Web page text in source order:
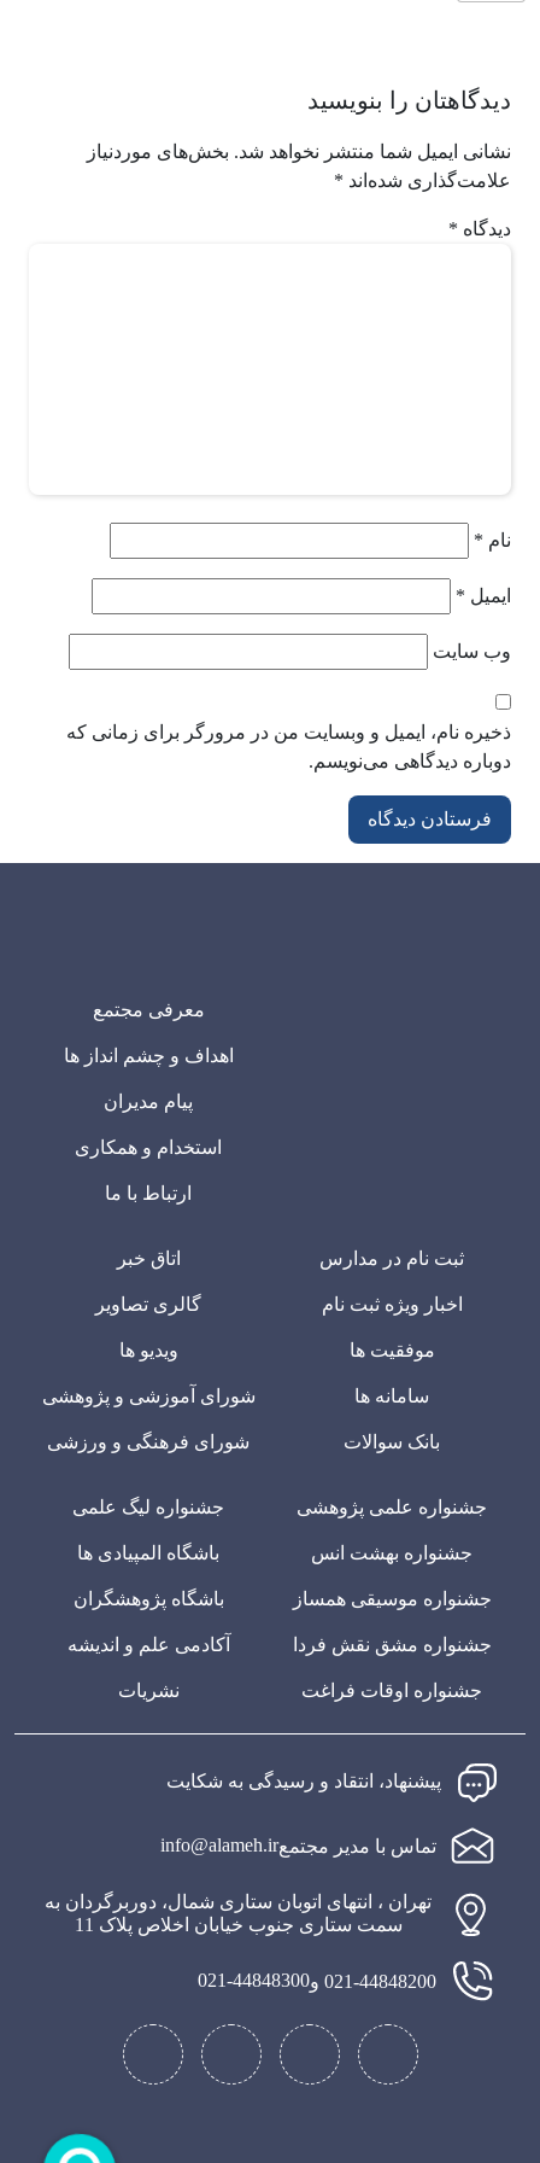
دیدگاهتان را بنویسید
نشانی ایمیل شما منتشر نخواهد شد. بخش‌های موردنیاز
علامت‌گذاری شده‌اند *
دیدگاه *
نام *
ایمیل *
وب‌ سایت
ذخیره نام، ایمیل و وبسایت من در مرورگر برای زمانی که
دوباره دیدگاهی می‌نویسم.
معرفی مجتمع
اهداف و چشم انداز ها
پیام مدیران
استخدام و همکاری
ارتباط با ما
ثبت نام در مدارس
اخبار ویژه ثبت نام
موفقیت ها
سامانه ها
بانک سوالات
اتاق خبر
گالری تصاویر
ویدیو ها
شورای آموزشی و پژوهشی
شورای فرهنگی و ورزشی
جشنواره علمی پژوهشی
جشنواره بهشت انس
جشنواره موسیقی همساز
جشنواره مشق نقش فردا
جشنواره اوقات فراغت
جشنواره لیگ علمی
باشگاه المپیادی ها
باشگاه پژوهشگران
آکادمی علم و اندیشه
نشریات
پیشنهاد، انتقاد و رسیدگی به شکایت
تماس با مدیر مجتمعinfo@alameh.ir
تهران ، انتهای اتوبان ستاری شمال، دوربرگردان به
سمت ستاری جنوب خیابان اخلاص پلاک 11
021-44848200 و 021-44848300